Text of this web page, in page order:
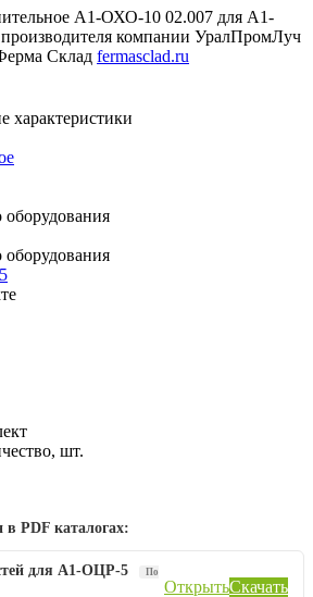
А1-ОХО-10 02.007 для А1-
компании УралПромЛуч
Склад fermasclad.ru
характеристики
шт.
в PDF каталогах:
для А1-ОЦР-5
По
ОткрытьСкачать